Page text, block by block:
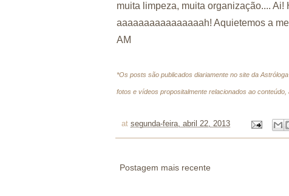
muita limpeza, muita organização....
aaaaaaaaaaaaaaaah! Aquietemos a
AM
*Os posts são publicados diariamente no site da
fotos e vídeos propositalmente relacionados ao
at segunda-feira, abril 22, 2013
Postagem mais recente